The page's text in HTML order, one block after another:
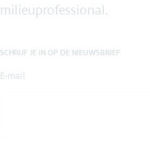
milieuprofessional.
SCHRIJF JE IN OP DE NIEUWSBRIEF
E-mail